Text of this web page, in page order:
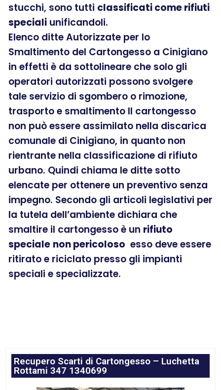
stucchi, sono tutti classificati come rifiuti
speciali unificandoli.
Elenco ditte Autorizzate per lo
Smaltimento del Cartongesso a Cinigiano
in effetti è da sottolineare che solo gli
operatori autorizzati possono svolgere
tale servizio di sgombero o rimozione,
trasporto e smaltimento Il cartongesso
non può essere assimilato nella discarica
comunale di Cinigiano, in quanto non
rientrante nella classificazione di rifiuto
urbano. Quindi chiama le ditte sotto
elencate per ottenere un preventivo senza
impegno. Secondo gli articoli legislativi per
la tutela dell’ambiente dichiara che
smaltire il cartongesso è un rifiuto
speciale non pericoloso esso deve essere
ritirato e riciclato presso gli impianti
speciali e specializzate.
Recupero Scarti di Cartongesso – Luchetta
Rottami 347 1340699